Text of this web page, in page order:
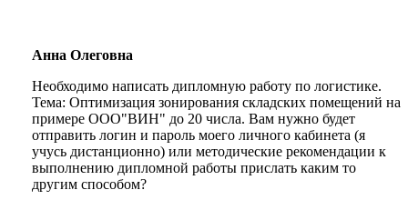
Анна Олеговна
Необходимо написать дипломную работу по логистике.
Тема: Оптимизация зонирования складских помещений на
примере ООО"ВИН" до 20 числа. Вам нужно будет
отправить логин и пароль моего личного кабинета (я
учусь дистанционно) или методические рекомендации к
выполнению дипломной работы прислать каким то
другим способом?